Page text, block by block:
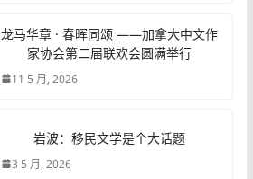
龙马华章 · 春晖同颂 ——加拿大中文作
家协会第二届联欢会圆满举行
11 5 月, 2026
岩波：移民文学是个大话题
3 5 月, 2026